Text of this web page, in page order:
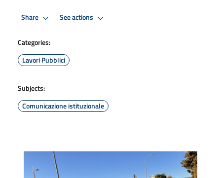
Share See actions
Categories:
Lavori Pubblici
Subjects:
Comunicazione istituzionale